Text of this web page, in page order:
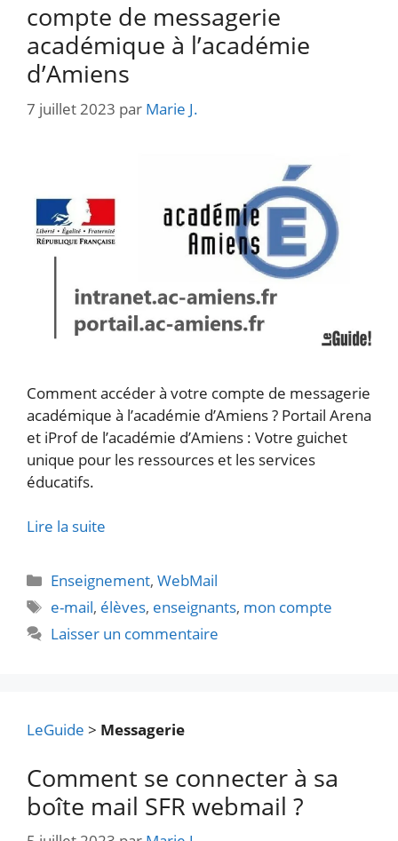
compte de messagerie
académique à l’académie
d’Amiens
7 juillet 2023 par Marie J.
Comment accéder à votre compte de messagerie
académique à l’académie d’Amiens ? Portail Arena
et iProf de l’académie d’Amiens : Votre guichet
unique pour les ressources et les services
éducatifs.
Lire la suite
Catégories
Enseignement,WebMail
Étiquettes
e-mail, élèves, enseignants, mon compte
Laisser un commentaire
LeGuide > Messagerie
Comment se connecter à sa
boîte mail SFR webmail ?